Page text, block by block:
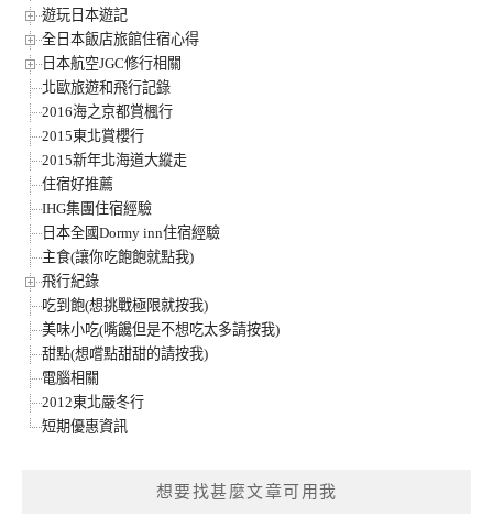
遊玩日本遊記
全日本飯店旅館住宿心得
日本航空JGC修行相關
北歐旅遊和飛行記錄
2016海之京都賞楓行
2015東北賞櫻行
2015新年北海道大縱走
住宿好推薦
IHG集團住宿經驗
日本全國Dormy inn住宿經驗
主食(讓你吃飽飽就點我)
飛行紀錄
吃到飽(想挑戰極限就按我)
美味小吃(嘴饞但是不想吃太多請按我)
甜點(想嚐點甜甜的請按我)
電腦相關
2012東北嚴冬行
短期優惠資訊
想要找甚麼文章可用我